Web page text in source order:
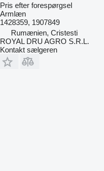
Pris efter forespørgsel
Armlæn
1428359, 1907849
Rumænien, Cristesti
ROYAL DRU AGRO S.R.L.
Kontakt sælgeren